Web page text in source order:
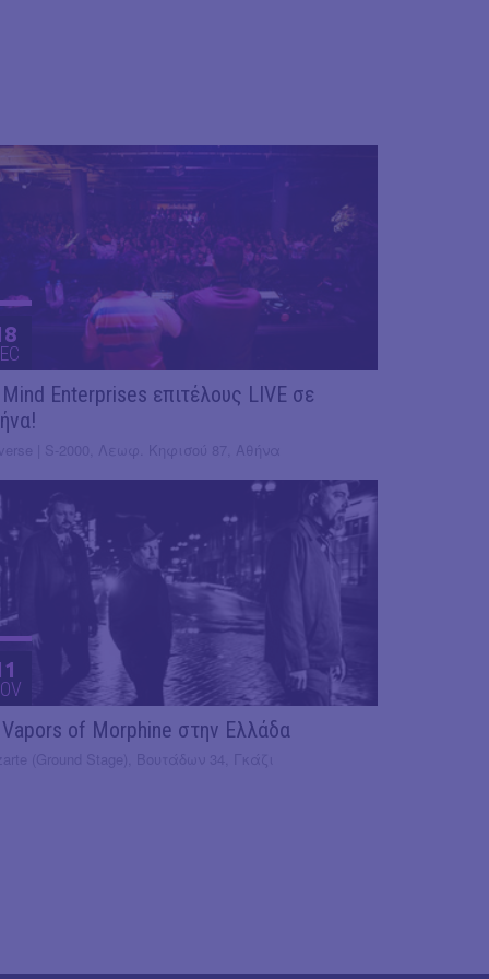
Enterprises επιτέλους LIVE σε
of Morphine στην Ελλάδα